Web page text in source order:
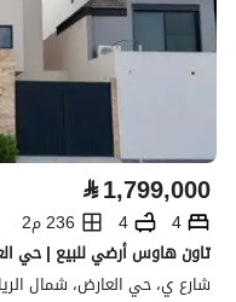
⃁1,799,000
4
4
236 م2
تاون هاوس أرضي للبيع | حي
شارع ي، حي العارض، شمال